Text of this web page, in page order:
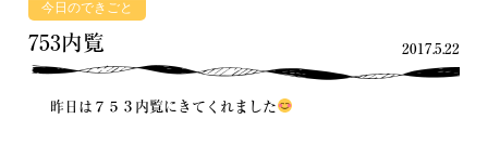
今日のできごと
753内覧 2017.5.22
昨日は７５３内覧にきてくれました